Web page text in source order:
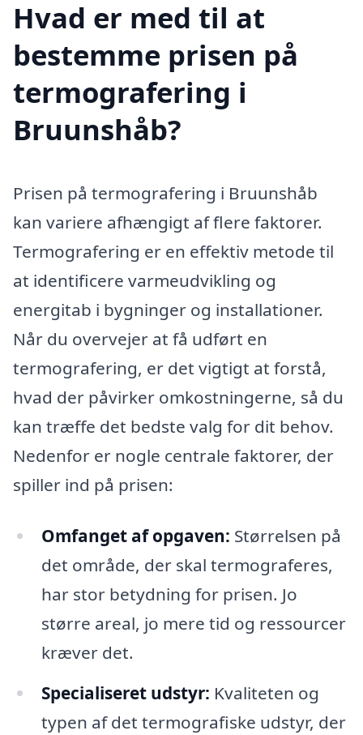
Hvad er med til at
bestemme prisen på
termografering i
Bruunshåb?
Prisen på termografering i Bruunshåb
kan variere afhængigt af flere faktorer.
Termografering er en effektiv metode til
at identificere varmeudvikling og
energitab i bygninger og installationer.
Når du overvejer at få udført en
termografering, er det vigtigt at forstå,
hvad der påvirker omkostningerne, så du
kan træffe det bedste valg for dit behov.
Nedenfor er nogle centrale faktorer, der
spiller ind på prisen:
Omfanget af opgaven: Størrelsen på
det område, der skal termograferes,
har stor betydning for prisen. Jo
større areal, jo mere tid og ressourcer
kræver det.
Specialiseret udstyr: Kvaliteten og
typen af det termografiske udstyr, der